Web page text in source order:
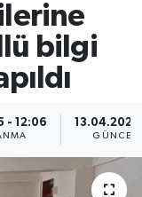
bilgi
- 12:06